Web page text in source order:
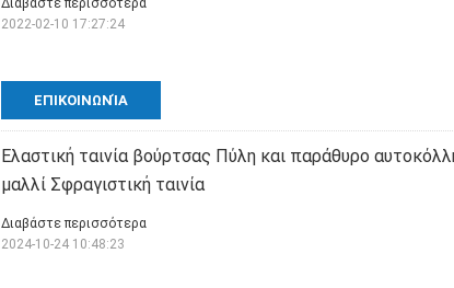
ΕΠΙΚΟΙΝΩΝΊΑ
Διαβάστε περισσότερα
2022-02-10 17:27:24
Ελαστική ταινία βούρτσας Πύλη και παράθυρο
μαλλί Σφραγιστική ταινία
Διαβάστε περισσότερα
2024-10-24 10:48:23